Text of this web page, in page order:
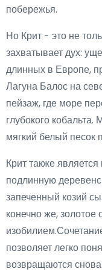
побережья.
Но Крит - это не
захватывает дух:
длинных в Европе,
Лагуна Балос на
пейзаж, где море
глубокого кобальта.
мягкий белый песок
Крит также
подлинную
запеченный козий
конечно же, золотое
позволяет легко
возвращаются